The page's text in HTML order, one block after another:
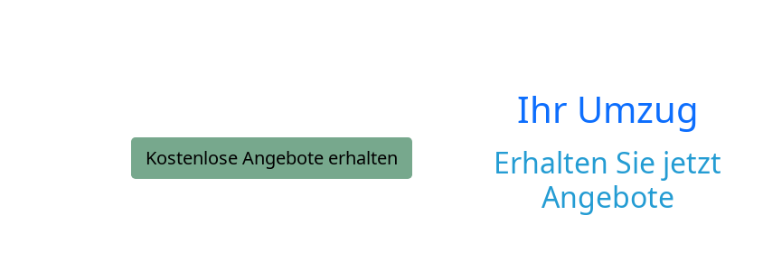
Kostenlose Angebote erhalten
Ihr Umzug
Erhalten Sie jetzt
Angebote